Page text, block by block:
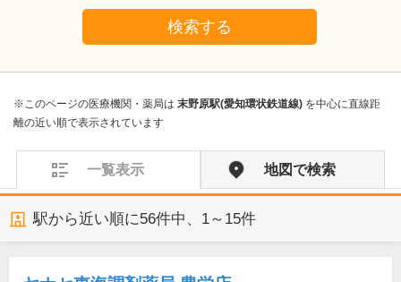
検索する
※このページの医療機関・薬局は 末野原駅(愛知環状鉄道線) を中心に直線距
離の近い順で表示されています
一覧表示 地図で検索
駅から近い順に56件中、 1～15件